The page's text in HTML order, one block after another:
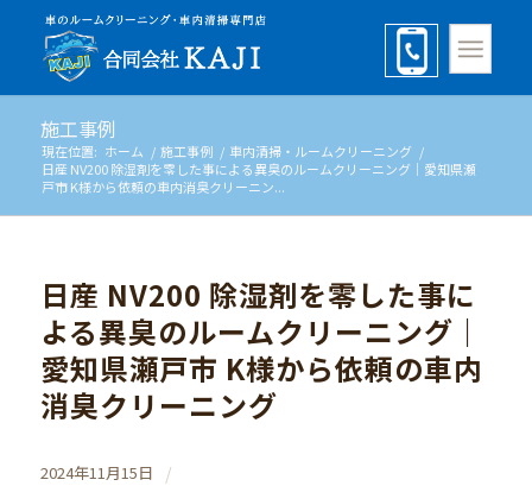
施工事例
現在位置: ホーム / 施工事例 / 車内清掃・ルームクリーニング /
日産 NV200 除湿剤を零した事による異臭のルームクリーニング｜愛知県瀬
戸市 K様から依頼の車内消臭クリーニン...
日産 NV200 除湿剤を零した事に
よる異臭のルームクリーニング｜
愛知県瀬戸市 K様から依頼の車内
消臭クリーニング
2024年11月15日 /